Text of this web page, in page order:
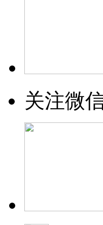
关注微